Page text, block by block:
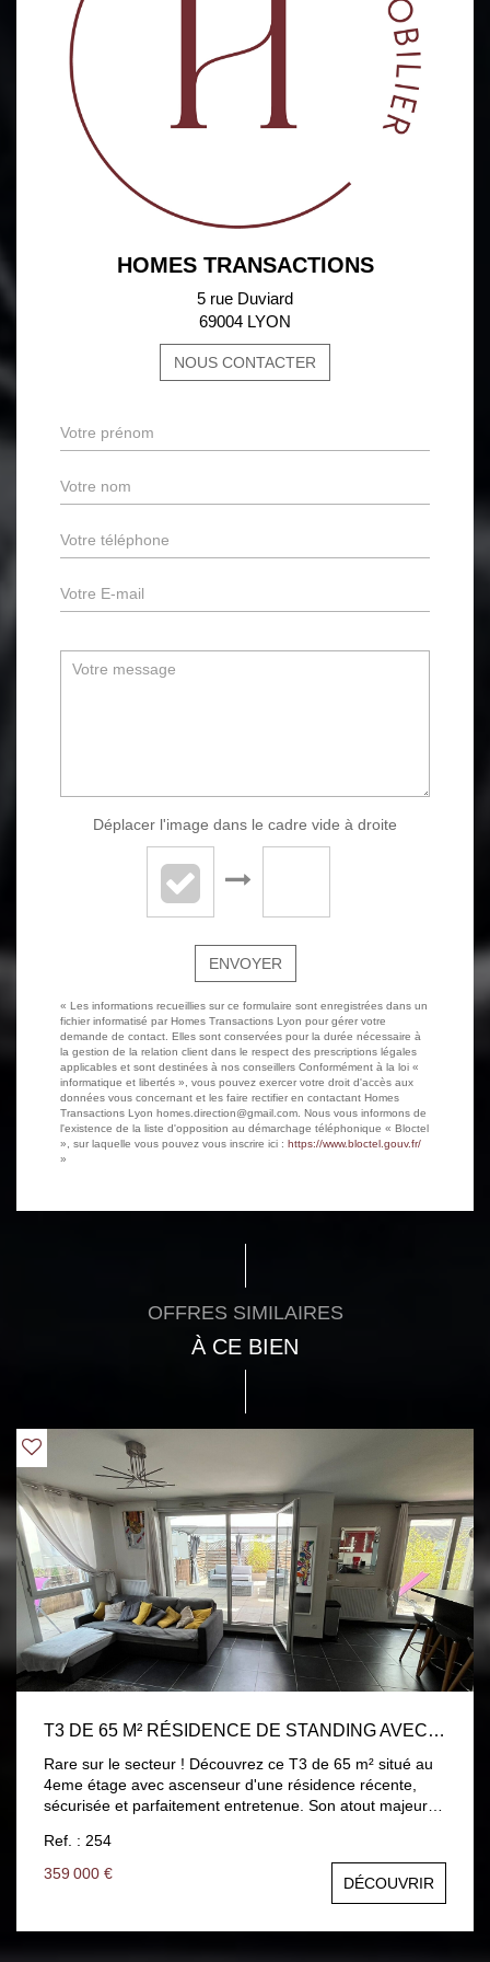
HOMES TRANSACTIONS
5 rue Duviard
69004 LYON
NOUS CONTACTER
Déplacer l'image dans le cadre vide à droite
ENVOYER
« Les informations recueillies sur ce formulaire sont enregistrées dans un
fichier informatisé par Homes Transactions Lyon pour gérer votre
demande de contact. Elles sont conservées pour la durée nécessaire à
la gestion de la relation client dans le respect des prescriptions légales
applicables et sont destinées à nos conseillers Conformément à la loi «
informatique et libertés », vous pouvez exercer votre droit d'accès aux
données vous concernant et les faire rectifier en contactant Homes
Transactions Lyon homes.direction@gmail.com. Nous vous informons de
l'existence de la liste d'opposition au démarchage téléphonique « Bloctel
», sur laquelle vous pouvez vous inscrire ici : https://www.bloctel.gouv.fr/
»
OFFRES SIMILAIRES
À CE BIEN
T3 DE 65 M² RÉSIDENCE DE STANDING AVEC TERRASSE EXCEPTIONNELLE DE 63 M²
Rare sur le secteur ! Découvrez ce T3 de 65 m² situé au
4eme étage avec ascenseur d'une résidence récente,
sécurisée et parfaitement entretenue. Son atout majeur :
faces, dont une large partie plein Sud. Un véritable
espace de vie extérieur pour vos repas, moments de
détente ou bains de soleil, offrant le confort d'une maison
avec les avantages d'un appartement. L'appartement
comprend, un séjour lumineux avec double exposition.
Ref. : 254
359 000 €
DÉCOUVRIR